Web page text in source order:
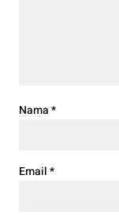
Nama*
Email*